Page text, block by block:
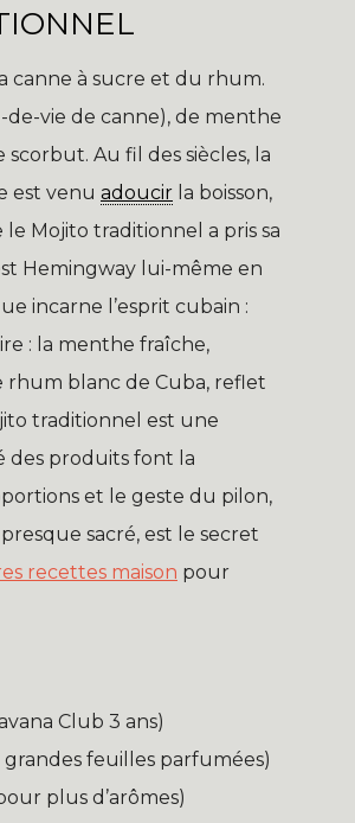
canne à sucre et du rhum.
de-vie de canne), de menthe
Au fil des siècles, la
est venu adoucir la boisson,
le Mojito traditionnel a pris sa
Hemingway lui-même en
incarne l’esprit cubain :
: la menthe fraîche,
rhum blanc de Cuba, reflet
traditionnel est une
des produits font la
et le geste du pilon,
sacré, est le secret
recettes maison pour
Club 3 ans)
feuilles parfumées)
plus d’arômes)